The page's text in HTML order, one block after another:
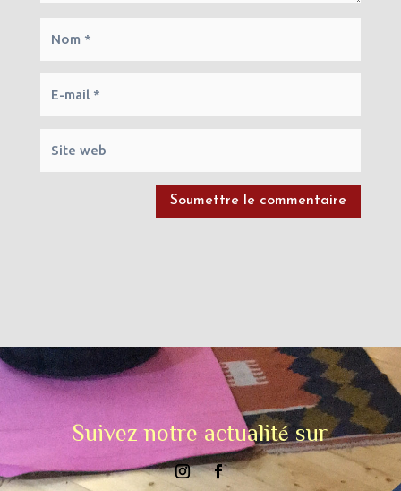
Soumettre le commentaire
Suivez notre actualité sur